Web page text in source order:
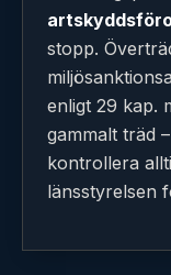
stopp.
enligt 29 kap.
gammalt träd
kontrollera
länsstyrelsen